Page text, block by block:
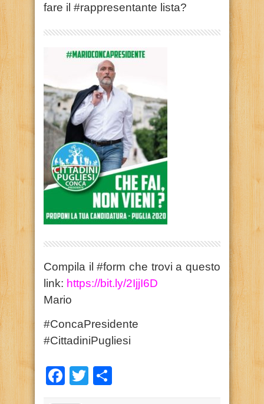
fare il #rappresentante lista?
Compila il #form che trovi a questo
link: https://bit.ly/2IjjI6D
Mario
#ConcaPresidente
#CittadiniPugliesi
Facebook
Twitter